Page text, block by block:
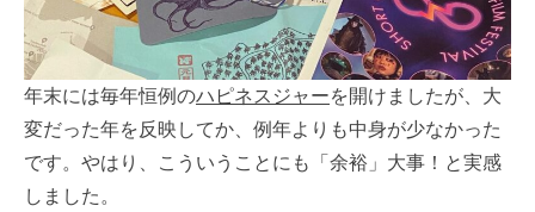
年末には毎年恒例のハピネスジャーを開けましたが、大
変だった年を反映してか、例年よりも中身が少なかった
です。やはり、こういうことにも「余裕」大事！と実感
しました。